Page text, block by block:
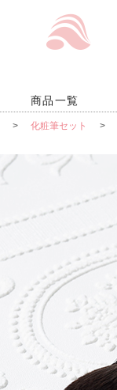
商品一覧
> 化粧筆セット >